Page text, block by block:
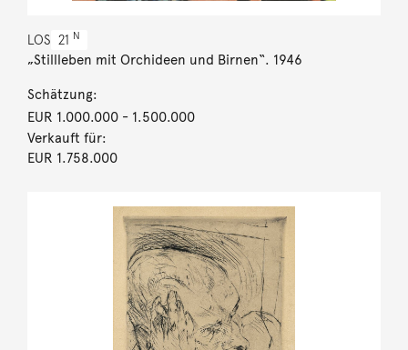
LOS 21 N
„Stillleben mit Orchideen und Birnen“. 1946
Schätzung:
EUR 1.000.000- 1.500.000
Verkauft für:
EUR 1.758.000